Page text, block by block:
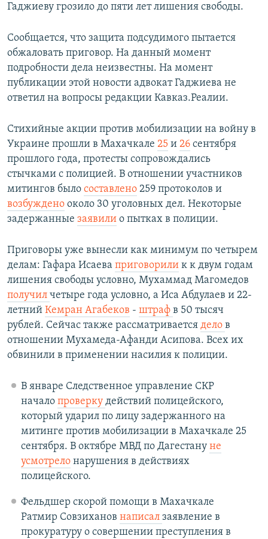
Гаджиеву грозило до пяти лет лишения свободы.
Сообщается, что защита подсудимого пытается
обжаловать приговор. На данный момент
подробности дела неизвестны. На момент
публикации этой новости адвокат Гаджиева не
ответил на вопросы редакции Кавказ.Реалии.
Стихийные акции против мобилизации на войну в
Украине прошли в Махачкале 25 и 26 сентября
прошлого года, протесты сопровождались
стычками с полицией. В отношении участников
митингов было составлено 259 протоколов и
возбуждено около 30 уголовных дел. Некоторые
задержанные заявили о пытках в полиции.
Приговоры уже вынесли как минимум по четырем
делам: Гафара Исаева приговорили к к двум годам
лишения свободы условно, Мухаммад Магомедов
получил четыре года условно, а Иса Абдулаев и 22-
летний Кемран Агабеков - штраф в 50 тысяч
рублей. Сейчас также рассматривается дело в
отношении Мухамеда-Афанди Асипова. Всех их
обвинили в применении насилия к полиции.
В январе Следственное управление СКР
начало проверку действий полицейского,
который ударил по лицу задержанного на
митинге против мобилизации в Махачкале 25
сентября. В октябре МВД по Дагестану не
усмотрелонарушения в действиях
полицейского.
Фельдшер скорой помощи в Махачкале
Ратмир Совзиханов написал заявление в
прокуратуру о совершении преступления в